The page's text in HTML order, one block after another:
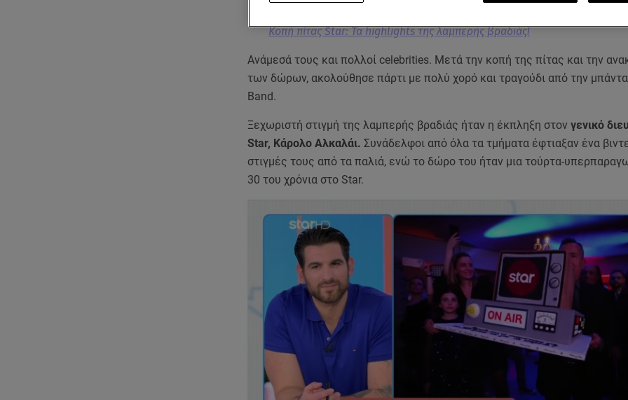
Κοπή πίτας Star: Τα highlights της λαμπερής βραδιάς!
Ανάμεσά τους και πολλοί celebrities. Μετά την κοπή της πίτας και την
των δώρων, ακολούθησε πάρτι με πολύ χορό και τραγούδι από την μπάντα
Band.
Ξεχωριστή στιγμή της λαμπερής βραδιάς ήταν η έκπληξη στονγενικό
Star, Κάρολο Αλκαλάι. Συνάδελφοι από όλα τα τμήματα έφτιαξαν ένα
στιγμές τους από τα παλιά, ενώ το δώρο του ήταν μια τούρτα-
30 του χρόνια στο Star.